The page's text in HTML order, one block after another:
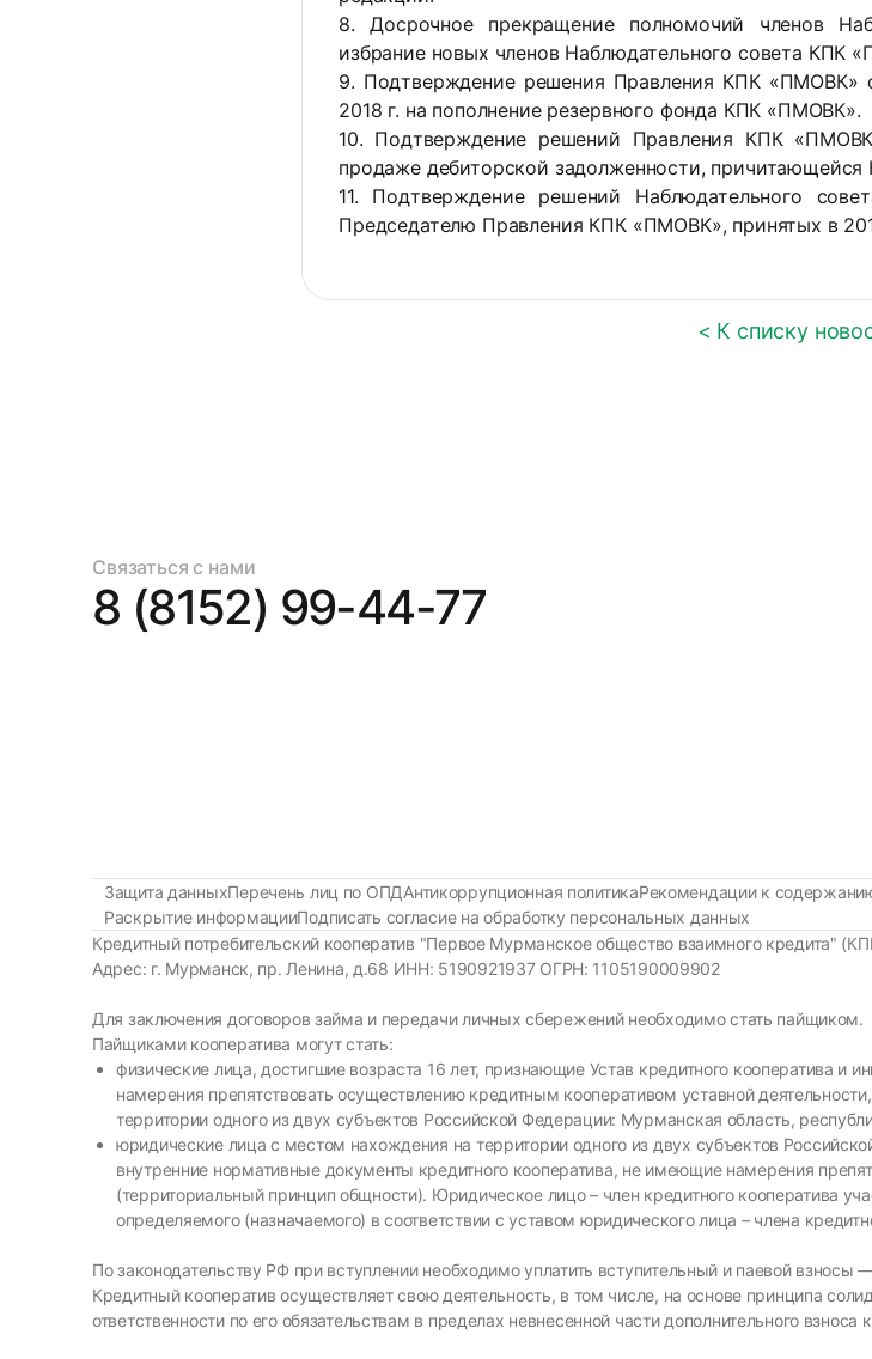
8. Досрочное прекращение полномочий членов
избрание новых членов Наблюдательного совета КПК
9. Подтверждение решения Правления КПК «ПМОВК»
2018 г. на пополнение резервного фонда КПК «ПМОВК».
10. Подтверждение решений Правления КПК
продаже дебиторской задолженности,
11. Подтверждение решений Наблюдательного
Председателю Правления КПК «ПМОВК», принятых в
< К списку
Связаться с нами
8 (8152) 99-44-77
Защита данныхПеречень лиц по ОПДАнтикоррупционная политикаРекомендации к
Раскрытие информацииПодписать согласие на обработку персональных данных
Кредитный потребительский кооператив "Первое Мурманское общество взаимного кредита"
Адрес: г. Мурманск, пр. Ленина, д.68 ИНН: 5190921937 ОГРН: 1105190009902
Для заключения договоров займа и передачи личных сбережений необходимо стать пайщиком.
Пайщиками кооператива могут стать:
физические лица, достигшие возраста 16 лет, признающие Устав кредитного кооператива
намерения препятствовать осуществлению кредитным кооперативом уставной
территории одного из двух субъектов Российской Федерации: Мурманская область,
юридические лица с местом нахождения на территории одного из двух субъектов
внутренние нормативные документы кредитного кооператива, не имеющие намерения
(территориальный принцип общности). Юридическое лицо – член кредитного кооператива
определяемого (назначаемого) в соответствии с уставом юридического лица – члена
По законодательству РФ при вступлении необходимо уплатить вступительный и паевой взносы
Кредитный кооператив осуществляет свою деятельность, в том числе, на основе принципа
ответственности по его обязательствам в пределах невнесенной части дополнительного взноса